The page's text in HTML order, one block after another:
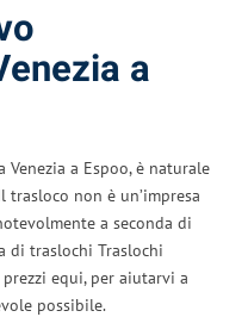
a
a Espoo, è naturale
non è un’impresa
a seconda di
di traslochi Traslochi
equi, per aiutarvi a
possibile.